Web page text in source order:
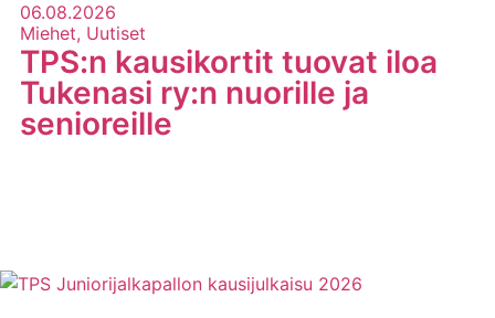
06.08.2026
Miehet, Uutiset
TPS:n kausikortit tuovat iloa
Tukenasi ry:n nuorille ja
senioreille